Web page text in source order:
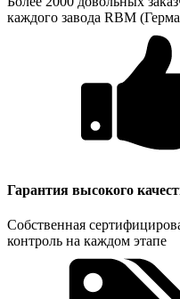
каждого завода RBM
Гарантия высокого
Собственная
контроль на каждом этапе